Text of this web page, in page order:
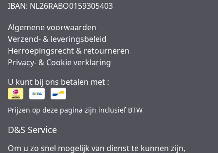
IBAN: NL26RABO0159305403
Algemene voorwaarden
Verzend- & leveringsbeleid
Herroepingsrecht & retourneren
Privacy- & Cookie verklaring
U kunt bij ons betalen met :
Prijzen op deze pagina zijn inclusief BTW
D&S Service
Om u zo snel mogelijk van dienst te kunnen zijn,